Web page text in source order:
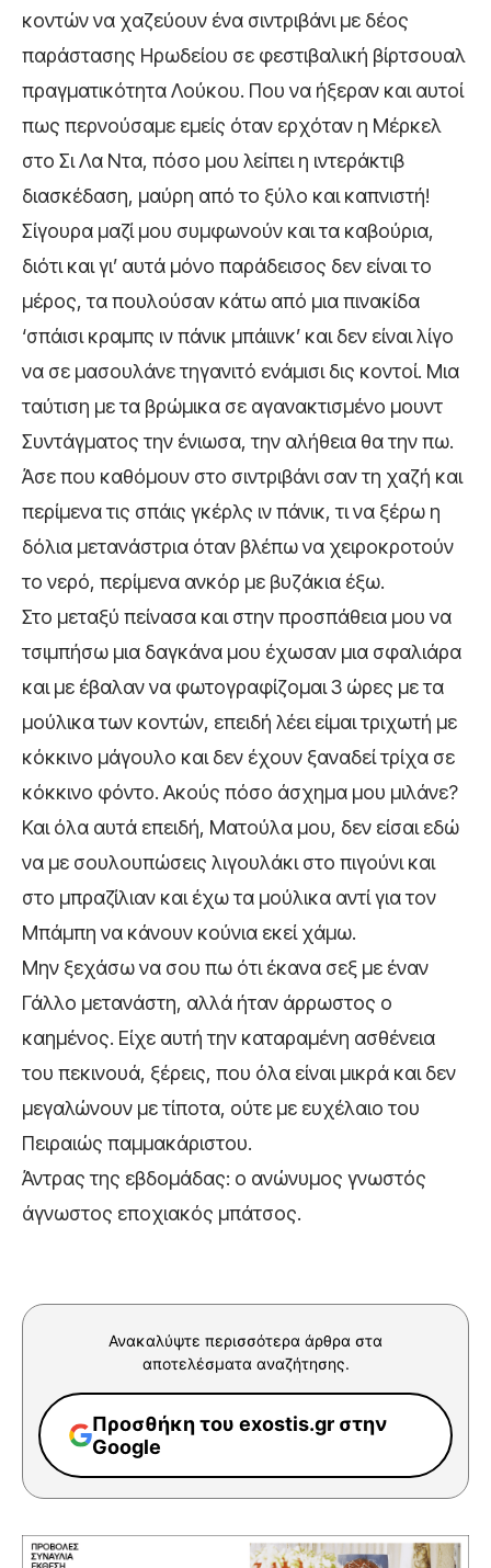
κοντών να χαζεύουν ένα σιντριβάνι με δέος
παράστασης Ηρωδείου σε φεστιβαλική βίρτσουαλ
πραγματικότητα Λούκου. Που να ήξεραν και αυτοί
πως περνούσαμε εμείς όταν ερχόταν η Μέρκελ
στο Σι Λα Ντα, πόσο μου λείπει η ιντεράκτιβ
διασκέδαση, μαύρη από το ξύλο και καπνιστή!
Σίγουρα μαζί μου συμφωνούν και τα καβούρια,
διότι και γι’ αυτά μόνο παράδεισος δεν είναι το
μέρος, τα πουλούσαν κάτω από μια πινακίδα
‘σπάισι κραμπς ιν πάνικ μπάιινκ’ και δεν είναι λίγο
να σε μασουλάνε τηγανιτό ενάμισι δις κοντοί. Μια
ταύτιση με τα βρώμικα σε αγανακτισμένο μουντ
Συντάγματος την ένιωσα, την αλήθεια θα την πω.
Άσε που καθόμουν στο σιντριβάνι σαν τη χαζή και
περίμενα τις σπάις γκέρλς ιν πάνικ, τι να ξέρω η
δόλια μετανάστρια όταν βλέπω να χειροκροτούν
το νερό, περίμενα ανκόρ με βυζάκια έξω.
Στο μεταξύ πείνασα και στην προσπάθεια μου να
τσιμπήσω μια δαγκάνα μου έχωσαν μια σφαλιάρα
και με έβαλαν να φωτογραφίζομαι 3 ώρες με τα
μούλικα των κοντών, επειδή λέει είμαι τριχωτή με
κόκκινο μάγουλο και δεν έχουν ξαναδεί τρίχα σε
κόκκινο φόντο. Ακούς πόσο άσχημα μου μιλάνε?
Και όλα αυτά επειδή, Ματούλα μου, δεν είσαι εδώ
να με σουλουπώσεις λιγουλάκι στο πιγούνι και
στο μπραζίλιαν και έχω τα μούλικα αντί για τον
Μπάμπη να κάνουν κούνια εκεί χάμω.
Μην ξεχάσω να σου πω ότι έκανα σεξ με έναν
Γάλλο μετανάστη, αλλά ήταν άρρωστος ο
καημένος. Είχε αυτή την καταραμένη ασθένεια
του πεκινουά, ξέρεις, που όλα είναι μικρά και δεν
μεγαλώνουν με τίποτα, ούτε με ευχέλαιο του
Πειραιώς παμμακάριστου.
Άντρας της εβδομάδας: ο ανώνυμος γνωστός
άγνωστος εποχιακός μπάτσος.
Ανακαλύψτε περισσότερα άρθρα στα
αποτελέσματα αναζήτησης.
Προσθήκη του exostis.gr στην
Google